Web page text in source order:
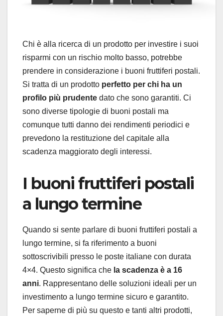
Chi è alla ricerca di un prodotto per investire i suoi
risparmi con un rischio molto basso, potrebbe
prendere in considerazione i buoni fruttiferi postali.
Si tratta di un prodotto perfetto per chi ha un
profilo più prudente dato che sono garantiti. Ci
sono diverse tipologie di buoni postali ma
comunque tutti danno dei rendimenti periodici e
prevedono la restituzione del capitale alla
scadenza maggiorato degli interessi.
I buoni fruttiferi postali
a lungo termine
Quando si sente parlare di buoni fruttiferi postali a
lungo termine, si fa riferimento a buoni
sottoscrivibili presso le poste italiane con durata
4×4. Questo significa che la scadenza è a 16
anni. Rappresentano delle soluzioni ideali per un
investimento a lungo termine sicuro e garantito.
Per saperne di più su questo e tanti altri prodotti,